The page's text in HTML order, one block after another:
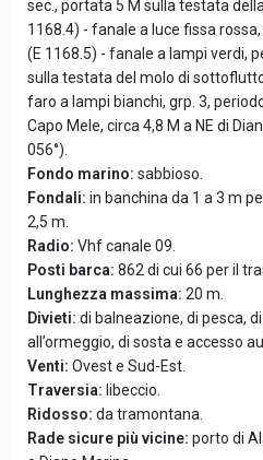
sec., portata 5 M sulla testata
1168.4) - fanale a luce fissa
(E 1168.5) - fanale a lampi verdi,
sulla testata del molo di
faro a lampi bianchi, grp. 3,
Capo Mele, circa 4,8 M a NE di
056°).
Fondo marino: sabbioso.
Fondali: in banchina da 1 a 3 m
2,5 m.
Radio: Vhf canale 09.
Posti barca: 862 di cui 66 per il
Lunghezza massima: 20 m.
Divieti: di balneazione, di pesca,
all’ormeggio, di sosta e accesso
Venti: Ovest e Sud-Est.
Traversia: libeccio.
Ridosso: da tramontana.
Rade sicure più vicine: porto di